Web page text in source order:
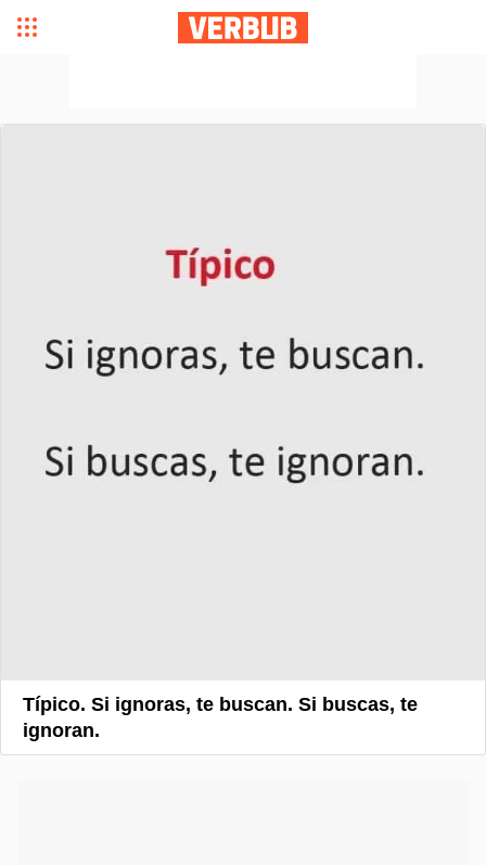
Típico. Si ignoras, te buscan. Si buscas, te
ignoran.